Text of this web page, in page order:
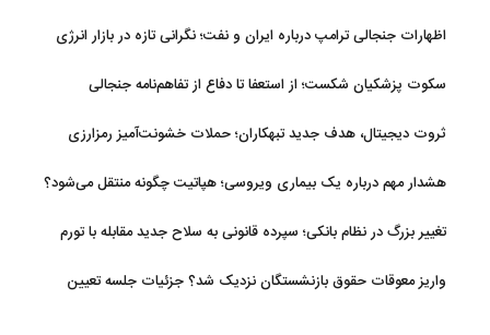
اظهارات جنجالی ترامپ درباره ایران و نفت؛ نگرانی تازه در بازار انرژی
سکوت پزشکیان شکست؛ از استعفا تا دفاع از تفاهم‌نامه جنجالی
ثروت دیجیتال، هدف جدید تبهکاران؛ حملات خشونت‌آمیز رمزارزی
هشدار مهم درباره یک بیماری ویروسی؛ هپاتیت چگونه منتقل می‌شود؟
تغییر بزرگ در نظام بانکی؛ سپرده قانونی به سلاح جدید مقابله با تورم
واریز معوقات حقوق بازنشستگان نزدیک شد؟ جزئیات جلسه تعیین